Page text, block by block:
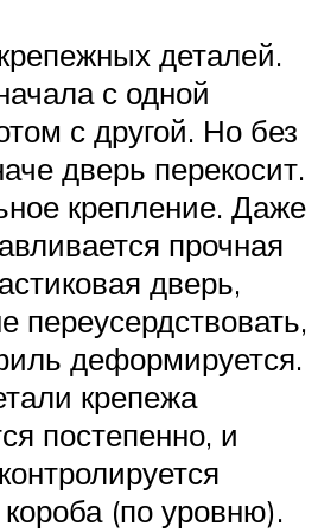
деталей.
с одной
с другой. Но без
дверь перекосит.
крепление. Даже
прочная
дверь,
переусердствовать,
деформируется.
крепежа
постепенно, и
(по уровню).